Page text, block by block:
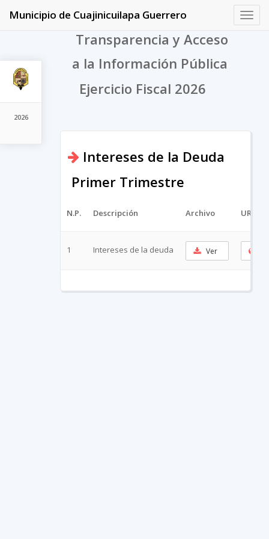
2026
Municipio de Cuajinicuilapa Guerrero
Transparencia y Acceso
a la Información Pública
Ejercicio Fiscal 2026
Intereses de la Deuda
Primer Trimestre
N.P. Descripción Archivo URL
1 Intereses de la deuda Ver